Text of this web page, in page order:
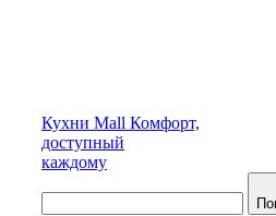
Кухни Mall Комфорт,
доступный
каждому